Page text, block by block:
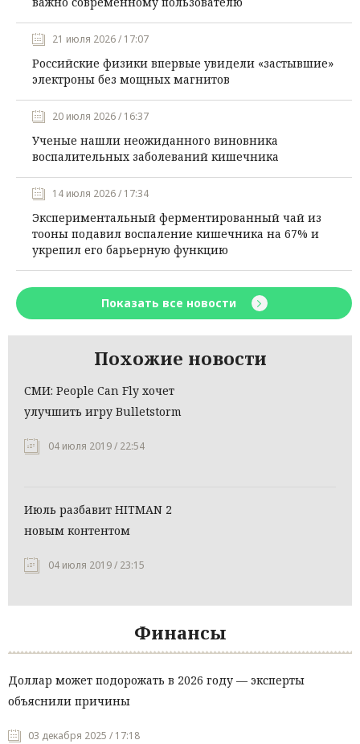
21 июля 2026 / 17:07
Российские физики впервые увидели «застывшие»
электроны без мощных магнитов
20 июля 2026 / 16:37
Ученые нашли неожиданного виновника
воспалительных заболеваний кишечника
14 июля 2026 / 17:34
Экспериментальный ферментированный чай из
тооны подавил воспаление кишечника на 67% и
укрепил его барьерную функцию
Показать все новости
Похожие новости
СМИ: People Can Fly хочет
улучшить игру Bulletstorm
04 июля 2019 / 22:54
Июль разбавит HITMAN 2
новым контентом
04 июля 2019 / 23:15
Финансы
Доллар может подорожать в 2026 году — эксперты
объяснили причины
03 декабря 2025 / 17:18